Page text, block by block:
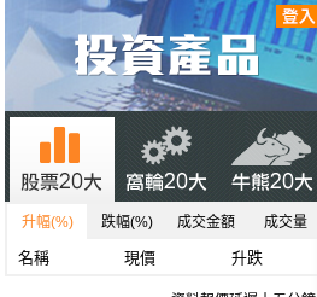
升幅(%) 跌幅(%) 成交金額 成交量
名稱 現價 升跌